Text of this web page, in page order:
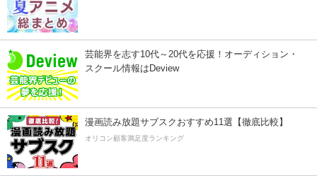
芸能界を志す10代～20代を応援！オーディション・
スクール情報はDeview
漫画読み放題サブスクおすすめ11選【徹底比較】
オリコン顧客満足度ランキング